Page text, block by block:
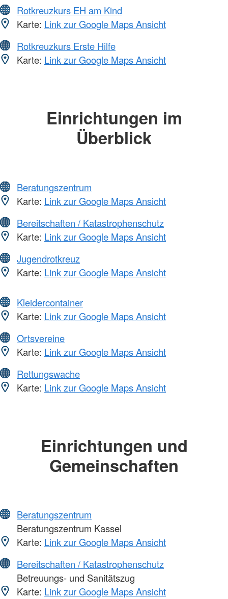
Rotkreuzkurs EH am Kind
Karte: Link zur Google Maps Ansicht
Rotkreuzkurs Erste Hilfe
Karte: Link zur Google Maps Ansicht
Einrichtungen im
Überblick
Beratungszentrum
Karte: Link zur Google Maps Ansicht
Bereitschaften / Katastrophenschutz
Karte: Link zur Google Maps Ansicht
Jugendrotkreuz
Karte: Link zur Google Maps Ansicht
Kleidercontainer
Karte: Link zur Google Maps Ansicht
Ortsvereine
Karte: Link zur Google Maps Ansicht
Rettungswache
Karte: Link zur Google Maps Ansicht
Einrichtungen und
Gemeinschaften
Beratungszentrum
Beratungszentrum Kassel
Karte: Link zur Google Maps Ansicht
Bereitschaften / Katastrophenschutz
Betreuungs- und Sanitätszug
Karte: Link zur Google Maps Ansicht